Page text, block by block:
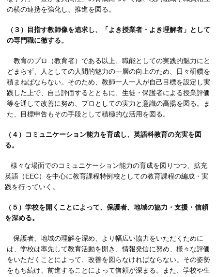
の横の連携を強化し、推進を図る。
（３）目指す教師像を追求し、「よき授業者・よき理解者」として
の専門職に徹する。
教育のプロ（教育者）である以上、職能としての実践的魅力にと
どまらず、人としての人間的魅力の一層の向上のため、日々研鑽を
積まねばならない。そのため、教師一人一人が自己目標を設定し実
践した上で、自己評価するとともに、生徒・保護者による授業評価
等を通して改善に努め、プロとしての実力と意識の高揚を図る。ま
た、目標申告もその手段として積極的な活用を図る。
（４）コミュニケーション能力を育成し、英語科教育の充実を図
る。
様々な場面でのコミュニケーション能力の育成を図りつつ、拡充
英語（EEC）を中心に教育課程特例校としての教育課程の編成・実
践を行っていく。
（５）学校を開くことによって、保護者、地域の協力・支援・信頼
を深める。
保護者、地域の理解を深め、より幅広い協力をいただくために
は、学校は率先して教育活動を開き、情報発信に努め、様々な評価
をいただくことによって、改善を図らなければならない。その姿勢
をもち続け、前進することによって信頼が深まる。また、学校や生